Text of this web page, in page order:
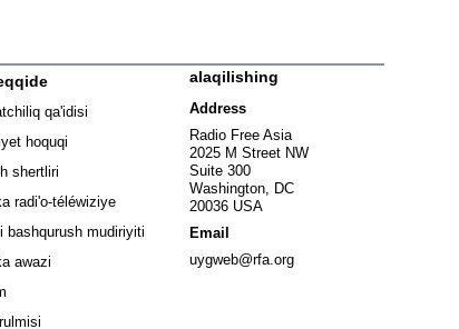
qa'idisi
hoquqi
shertliri
radi'o-téléwiziye
bashqurush mudiriyiti Opens in new window
awazi Opens in new window
alaqilishing
Address
Radio Free Asia
2025 M Street NW
Suite 300
Washington, DC
20036 USA
Email
uygweb@rfa.org